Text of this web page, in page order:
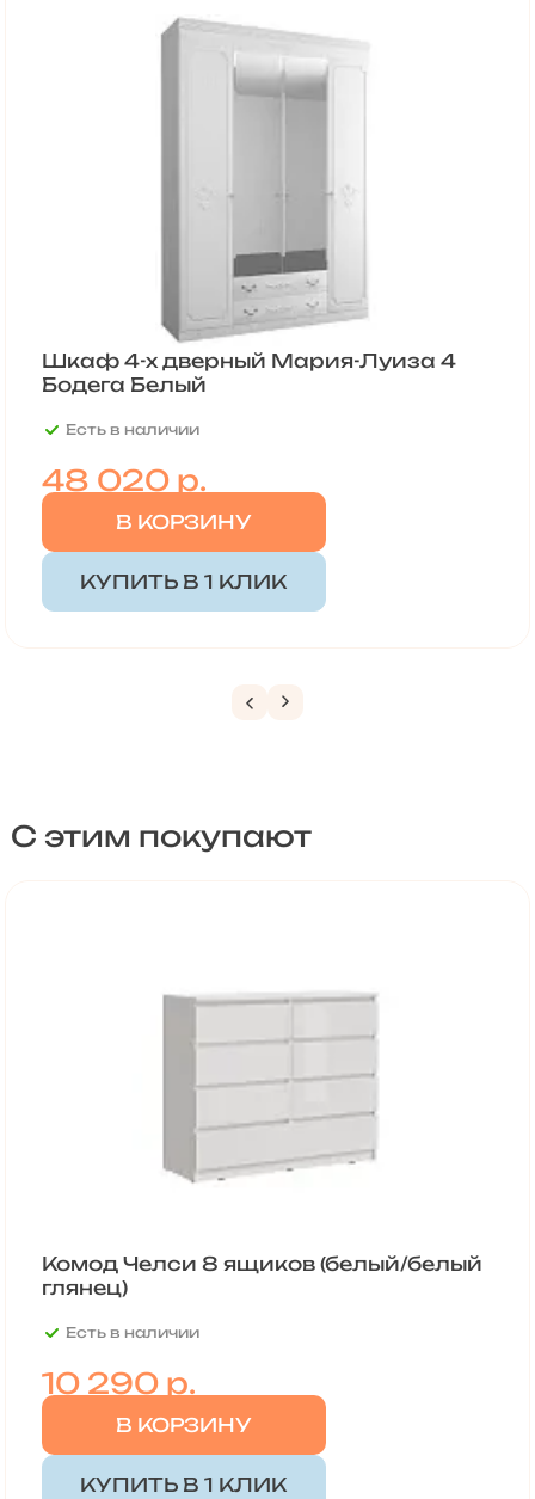
Шкаф 4-х дверный Мария-Луиза 4
Бодега Белый
Есть в наличии
48 020р.
В КОРЗИНУ
КУПИТЬ В 1 КЛИК
С этим покупают
Комод Челси 8 ящиков (белый/белый
глянец)
Есть в наличии
10 290р.
В КОРЗИНУ
КУПИТЬ В 1 КЛИК